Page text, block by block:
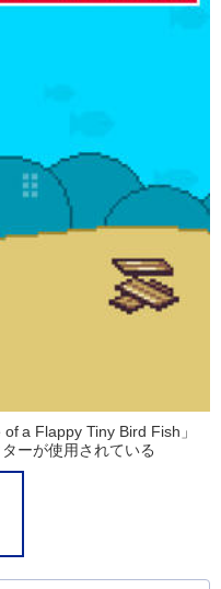
a Flappy Tiny Bird Fish」
ーが使用されている